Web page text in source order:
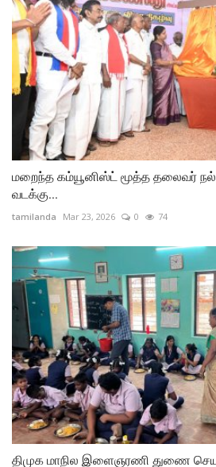
மறைந்த கம்யூனிஸ்ட் மூத்த தலைவர்
வடக்கு...
tamilanda Mar 23, 2026 0 74
திமுக மாநில இளைஞரணி துணை